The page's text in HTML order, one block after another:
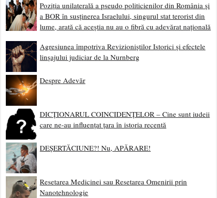
Poziția unilaterală a pseudo politicienilor din România și
a BOR în susținerea Israelului, singurul stat terorist din
lume, arată că aceștia nu au o fibră cu adevărat națională
Agresiunea împotriva Revizioniștilor Istorici și efectele
linșajului judiciar de la Nurnberg
Despre Adevăr
DICȚIONARUL COINCIDENȚELOR – Cine sunt iudeii
care ne-au influențat țara în istoria recentă
DEȘERTĂCIUNE?! Nu, APĂRARE!
Resetarea Medicinei sau Resetarea Omenirii prin
Nanotehnologie